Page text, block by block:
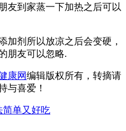
友到家蒸一下加热之后可以
加剂所以放凉之后会变硬，
朋友可以忽略.
康网编辑版权所有，转摘请
与喜爱！
简单又好吃